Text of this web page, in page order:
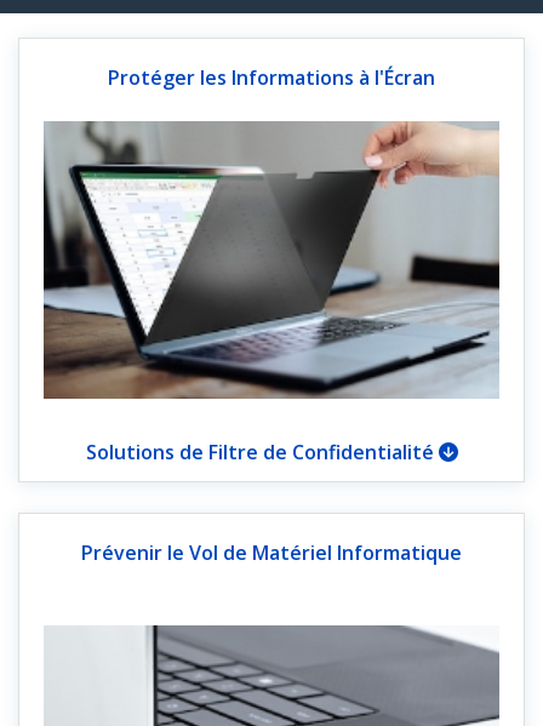
Protéger les Informations à l'Écran
Solutions de Filtre de Confidentialité
Prévenir le Vol de Matériel Informatique